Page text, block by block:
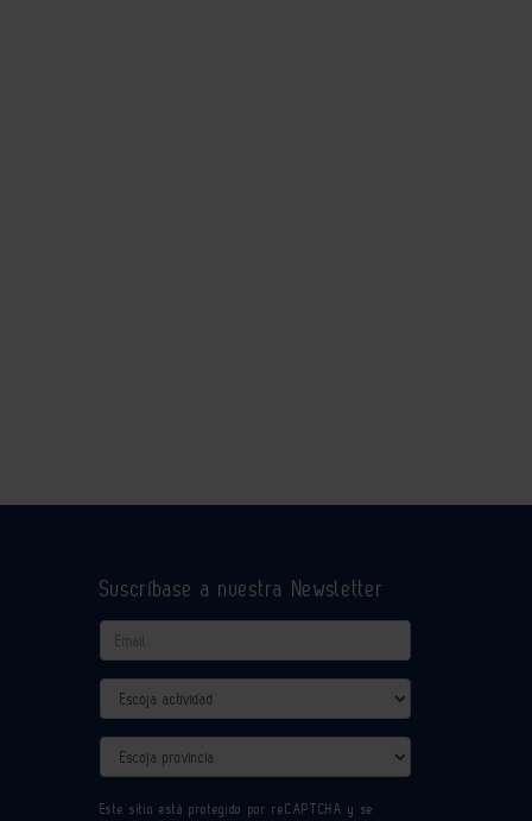
Suscríbase a nuestra Newsletter
Email
Actividad
Provincia
Este sitio está protegido por reCAPTCHA y se